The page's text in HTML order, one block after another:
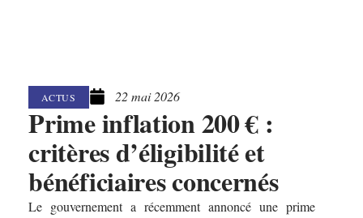
ACTUS 22 mai 2026
Prime inflation 200 € :
critères d’éligibilité et
bénéficiaires concernés
Le gouvernement a récemment annoncé une prime